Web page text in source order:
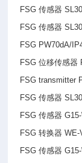
FSG传感器
FSG传感器
FSG PW70dA/
FSG位移传感
FSG
FSG传感器
FSG传感器
FSG转换器
FSG传感器